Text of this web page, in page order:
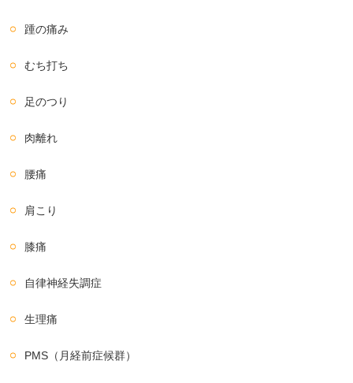
踵の痛み
むち打ち
足のつり
肉離れ
腰痛
肩こり
膝痛
自律神経失調症
生理痛
PMS（月経前症候群）